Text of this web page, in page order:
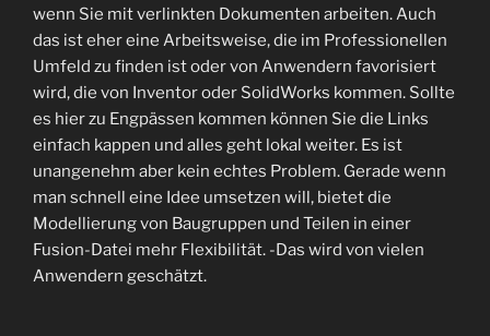
wenn Sie mit verlinkten Dokumenten arbeiten. Auch
das ist eher eine Arbeitsweise, die im Professionellen
Umfeld zu finden ist oder von Anwendern favorisiert
wird, die von Inventor oder SolidWorks kommen. Sollte
es hier zu Engpässen kommen können Sie die Links
einfach kappen und alles geht lokal weiter. Es ist
unangenehm aber kein echtes Problem. Gerade wenn
man schnell eine Idee umsetzen will, bietet die
Modellierung von Baugruppen und Teilen in einer
Fusion-Datei mehr Flexibilität. -Das wird von vielen
Anwendern geschätzt.